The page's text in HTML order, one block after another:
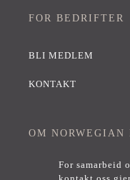
FOR BEDRIFTER
BLI MEDLEM
KONTAKT
OM NORWEGIAN
For samarbeid